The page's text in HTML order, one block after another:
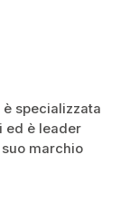
è specializzata
ed è leader
marchio